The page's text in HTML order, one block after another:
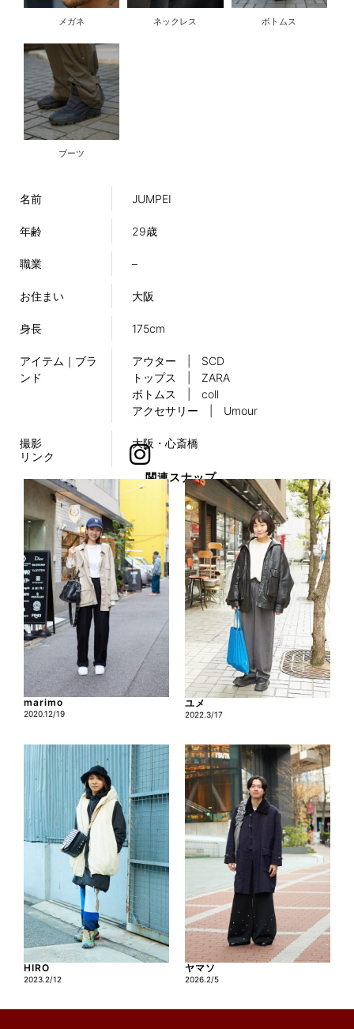
メガネ ネックレス ボトムス
ブーツ
名前 JUMPEI
年齢 29歳
職業 –
お住まい 大阪
身長 175cm
アイテム｜ブラ
ンド
アウター | SCD
トップス | ZARA
ボトムス | coll
アクセサリー | Umour
撮影
大阪・心斎橋
リンク
関連スナップ
marimo
2020.12/19
ユメ
2022.3/17
HIRO
2023.2/12
ヤマソ
2026.2/5